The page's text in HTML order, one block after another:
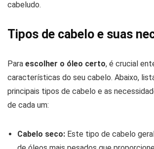
cabeludo.
Tipos de cabelo e suas
Para escolher o óleo certo, é crucial
características do seu cabelo. Abaixo,
principais tipos de cabelo e as
de cada um:
Cabelo seco: Este tipo de cabelo